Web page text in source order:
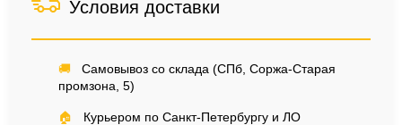
Условия доставки
🚚
Самовывоз со склада (СПб, Соржа-Старая
промзона, 5)
🏠 Курьером по Санкт-Петербургу и ЛО